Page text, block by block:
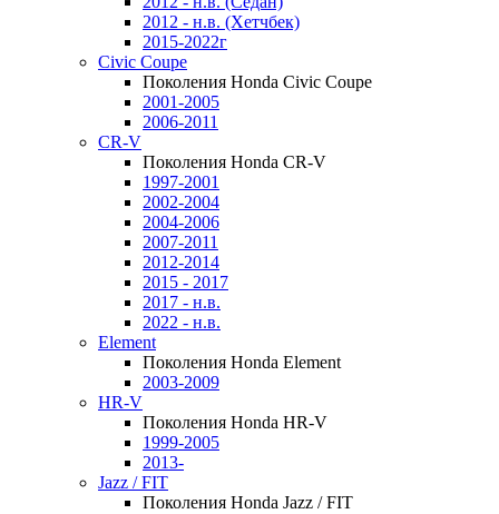
2012 - н.в. (Хетчбек)
2015-2022г
Civic Coupe
Поколения Honda Civic Coupe
2001-2005
2006-2011
CR-V
Поколения Honda CR-V
1997-2001
2002-2004
2004-2006
2007-2011
2012-2014
2015 - 2017
2017 - н.в.
2022 - н.в.
Element
Поколения Honda Element
2003-2009
HR-V
Поколения Honda HR-V
1999-2005
2013-
Jazz / FIT
Поколения Honda Jazz / FIT